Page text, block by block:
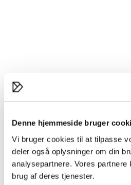
Denne hjemmeside bruger
Vi bruger cookies til at tilpasse
deler også oplysninger om din
analysepartnere. Vores
brug af deres tjenester.